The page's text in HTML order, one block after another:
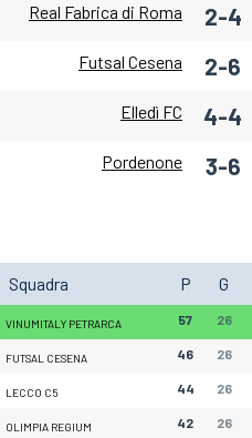
Real Fabrica di Roma 2-4
Futsal Cesena 2-6
Elledì FC 4-4
Pordenone 3-6
Squadra P G
VINUMITALY PETRARCA 57 26
FUTSAL CESENA 46 26
LECCO C5 44 26
OLIMPIA REGIUM 42 26